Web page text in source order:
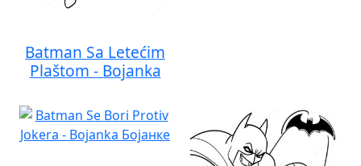
Batman Sa Letećim
Plaštom - Bojanka